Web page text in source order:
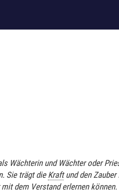
Wächterin und Wächter oder
Sie trägt die Kraftund den Zauber
dem Verstand erlernen